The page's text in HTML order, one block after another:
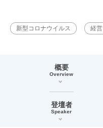
新型コロナウイルス 経営
概要
Overview
登壇者
Speaker